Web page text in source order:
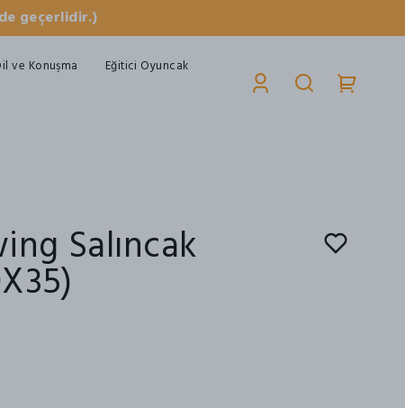
geçerlidir.)
ve Konuşma
Eğitici Oyuncak
Salıncak